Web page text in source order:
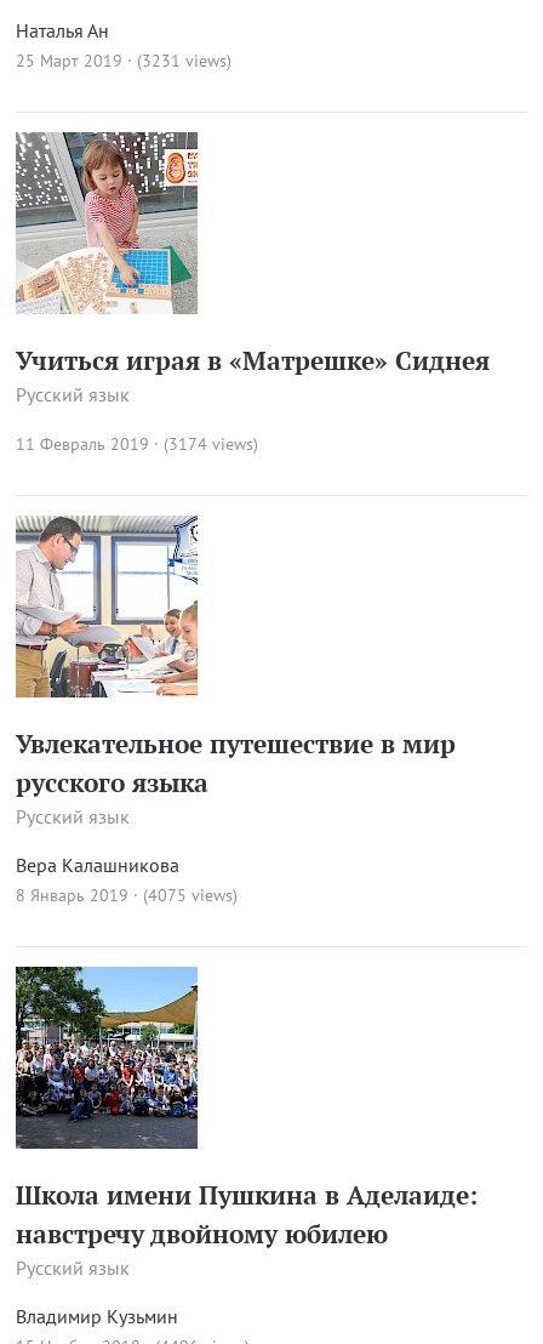
Наталья Ан
25 Март 2019 · (3231 views)
Учиться играя в «Матрешке» Сиднея
Русский язык
11 Февраль 2019 · (3174 views)
Увлекательное путешествие в мир
русского языка
Русский язык
Вера Калашникова
8 Январь 2019 · (4075 views)
Школа имени Пушкина в Аделаиде:
навстречу двойному юбилею
Русский язык
Владимир Кузьмин